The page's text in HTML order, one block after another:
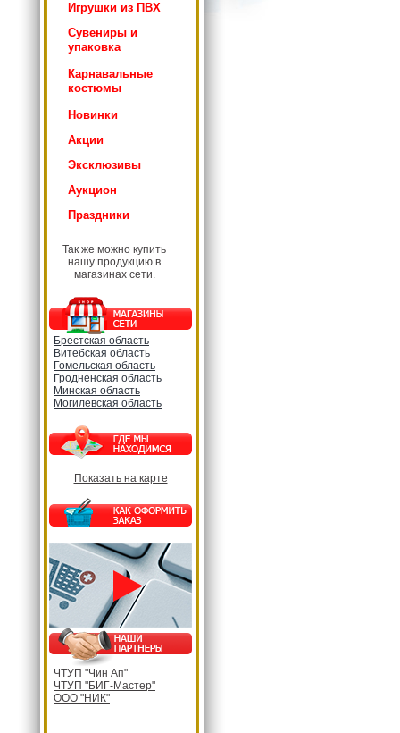
Игрушки из ПВХ
Сувениры и
упаковка
Карнавальные
костюмы
Новинки
Акции
Эксклюзивы
Аукцион
Праздники
Так же можно купить
нашу продукцию в
магазинах сети.
Брестская область
Витебская область
Гомельская область
Гродненская область
Минская область
Могилевская область
Показать на карте
ЧТУП "Чин Ап"
ЧТУП "БИГ-Мастер"
ООО "НИК"